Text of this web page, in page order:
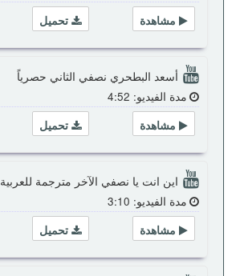
تحميل
مشاهدة
أسعد البطحري نصفي الثاني حصرياً
مدة الفيديو: 4:52
تحميل
مشاهدة
اين انت يا نصفي الآخر مترجمة للعربية
مدة الفيديو: 3:10
تحميل
مشاهدة